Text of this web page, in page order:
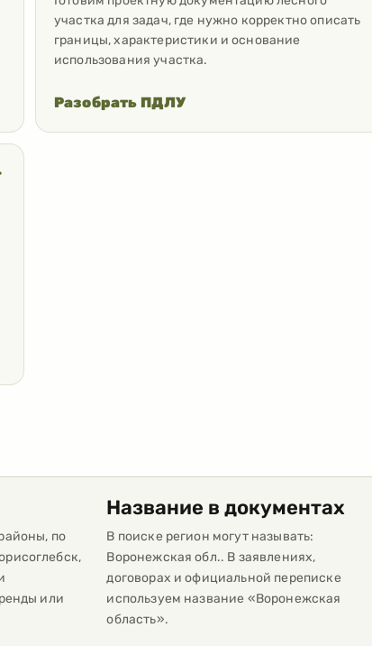
участка для задач, где нужно корректно описать
границы, характеристики и основание
использования участка.
Разобрать ПДЛУ
по
или
Название в документах
В поиске регион могут называть:
Воронежская обл.. В заявлениях,
договорах и официальной переписке
используем название «Воронежская
область».